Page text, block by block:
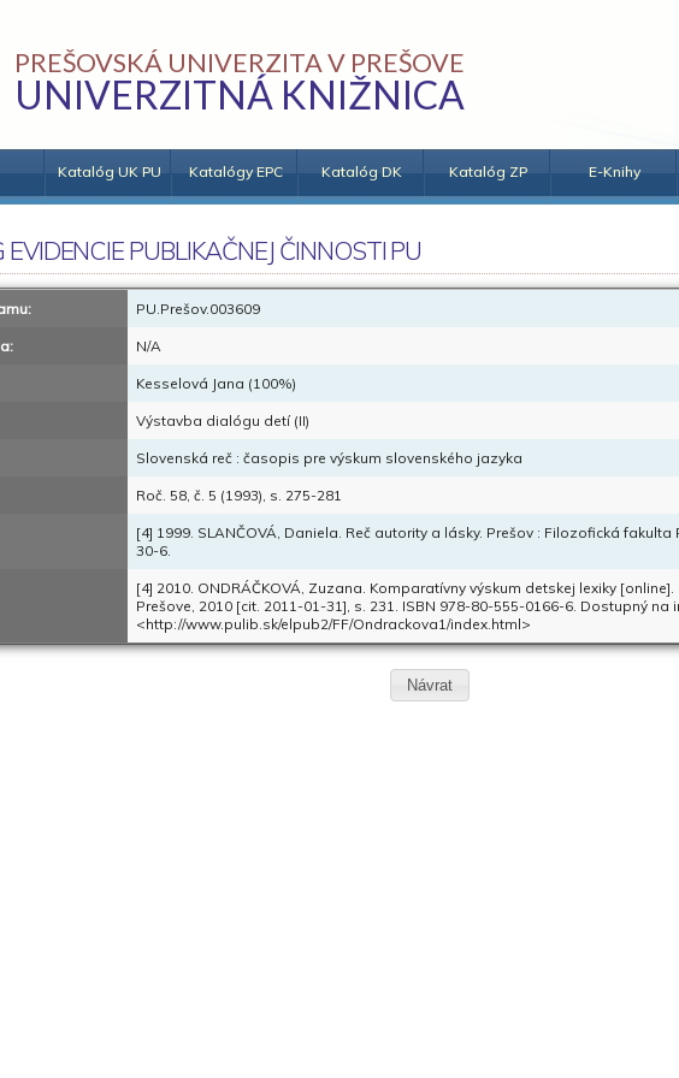
PREŠOVSKÁ UNIVERZITA V PREŠOVE
UNIVERZITNÁ KNIŽNICA
Katalóg UK PU Katalógy EPC Katalóg DK Katalóg ZP E-Knihy
EVIDENCIE PUBLIKAČNEJ ČINNOSTI PU
PU.Prešov.003609
N/A
Kesselová Jana (100%)
Výstavba dialógu detí (II)
Slovenská reč : časopis pre výskum slovenského jazyka
Roč. 58, č. 5 (1993), s. 275-281
[4] 1999. SLANČOVÁ, Daniela. Reč autority a lásky. Prešov : Filozofická fakulta
30-6.
[4] 2010. ONDRÁČKOVÁ, Zuzana. Komparatívny výskum detskej lexiky
Prešove, 2010 [cit. 2011-01-31], s. 231. ISBN 978-80-555-0166-6. Dostupný na
<http://www.pulib.sk/elpub2/FF/Ondrackova1/index.html>